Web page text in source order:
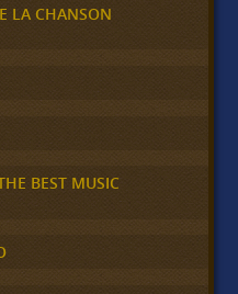
LA CHANSON
BEST MUSIC